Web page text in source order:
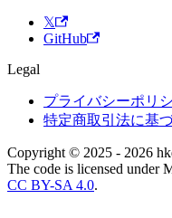
𝕏
GitHub
Legal
プライバシーポリ
特定商取引法に基
Copyright © 2025 - 2026
The code is licensed under
CC BY-SA 4.0.